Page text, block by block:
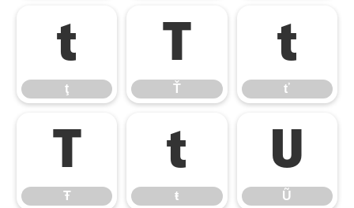
ţ
ţ
Ť
Ť
ť
ť
Ŧ
Ŧ
ŧ
ŧ
Ũ
Ũ